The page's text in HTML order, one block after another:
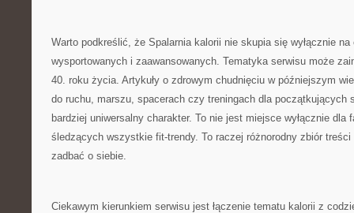
Warto podkreślić, że Spalarnia kalorii nie skupia się wyłącznie na
wysportowanych i zaawansowanych. Tematyka serwisu może
40. roku życia. Artykuły o zdrowym chudnięciu w późniejszym
do ruchu, marszu, spacerach czy treningach dla początkujących
bardziej uniwersalny charakter. To nie jest miejsce wyłącznie dla
śledzących wszystkie fit-trendy. To raczej różnorodny zbiór
zadbać o siebie.
Ciekawym kierunkiem serwisu jest łączenie tematu kalorii z